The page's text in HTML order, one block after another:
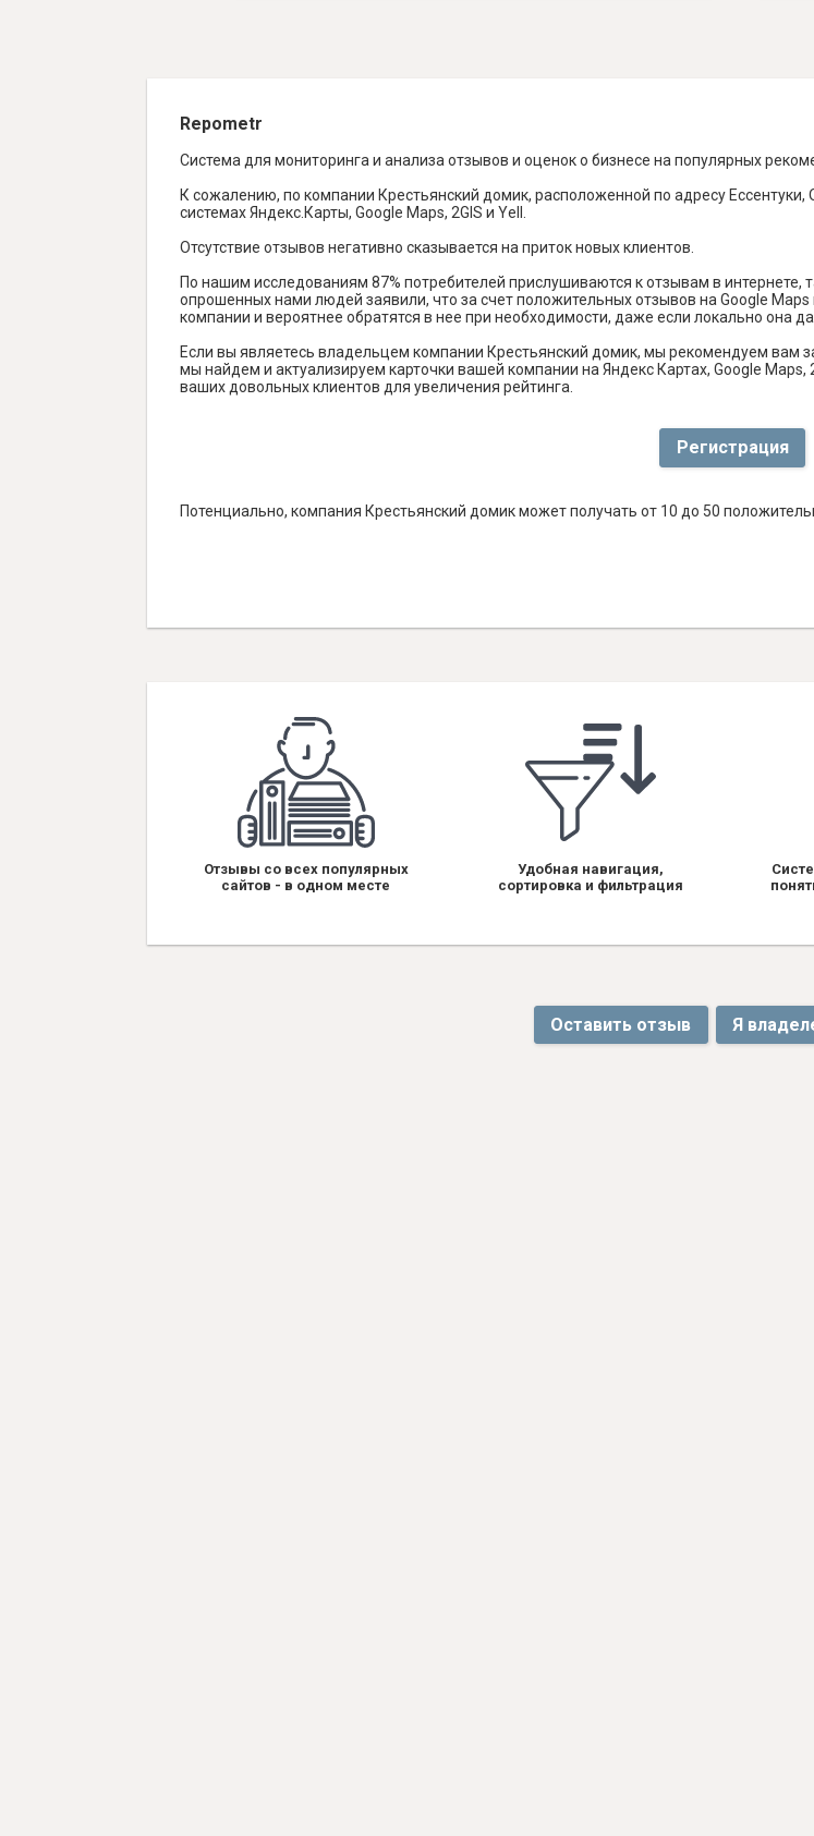
Repometr
Система для мониторинга и анализа отзывов и оценок о бизнесе на популярных
К сожалению, по компании Крестьянский домик, расположенной по адресу
системах Яндекс.Карты, Google Maps, 2GIS и Yell.
Отсутствие отзывов негативно сказывается на приток новых клиентов.
По нашим исследованиям 87% потребителей прислушиваются к отзывам в
опрошенных нами людей заявили, что за счет положительных отзывов на Google
компании и вероятнее обратятся в нее при необходимости, даже если локально она
Если вы являетесь владельцем компании Крестьянский домик, мы рекомендуем вам
мы найдем и актуализируем карточки вашей компании на Яндекс Картах, Google
ваших довольных клиентов для увеличения рейтинга.
Регистрация
Потенциально, компания Крестьянский домик может получать от 10 до 50
Отзывы со всех популярных
сайтов - в одном месте
Удобная навигация,
сортировка и фильтрация
Оставить отзыв Я